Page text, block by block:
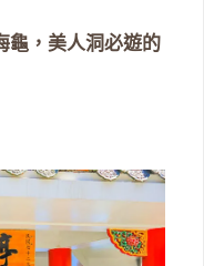
龜，美人洞必遊的